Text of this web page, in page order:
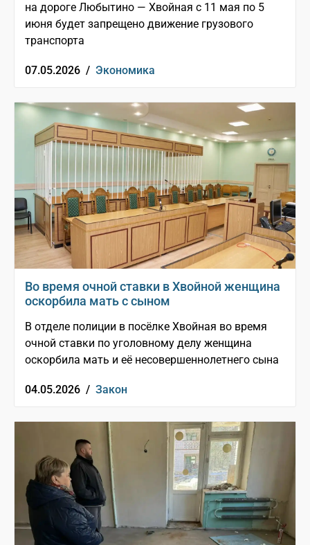
на дороге Любытино — Хвойная с 11 мая по 5
июня будет запрещено движение грузового
транспорта
07.05.2026 / Экономика
Во время очной ставки в Хвойной женщина
оскорбила мать с сыном
В отделе полиции в посёлке Хвойная во время
очной ставки по уголовному делу женщина
оскорбила мать и её несовершеннолетнего сына
04.05.2026 / Закон